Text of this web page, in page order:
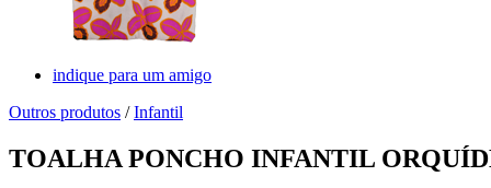
indique para um amigo
Outros produtos /Infantil
TOALHA PONCHO INFANTIL